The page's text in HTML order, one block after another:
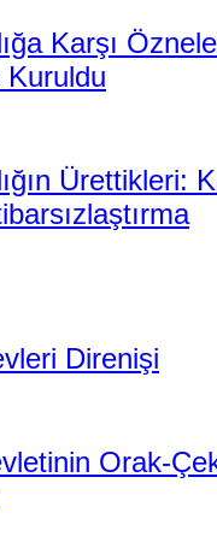
Karşı
Kuruldu
Ürettikleri:
Direnişi
Orak-